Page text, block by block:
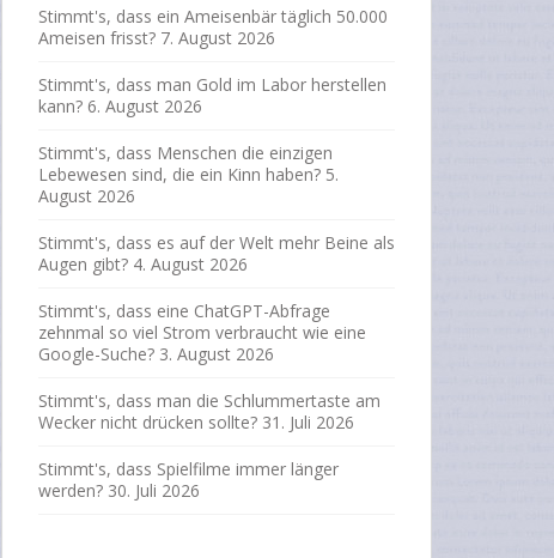
Stimmt's, dass ein Ameisenbär täglich 50.000
Ameisen frisst? 7. August 2026
Stimmt's, dass man Gold im Labor herstellen
kann? 6. August 2026
Stimmt's, dass Menschen die einzigen
Lebewesen sind, die ein Kinn haben? 5.
August 2026
Stimmt's, dass es auf der Welt mehr Beine als
Augen gibt? 4. August 2026
Stimmt's, dass eine ChatGPT-Abfrage
zehnmal so viel Strom verbraucht wie eine
Google-Suche? 3. August 2026
Stimmt's, dass man die Schlummertaste am
Wecker nicht drücken sollte? 31. Juli 2026
Stimmt's, dass Spielfilme immer länger
werden? 30. Juli 2026